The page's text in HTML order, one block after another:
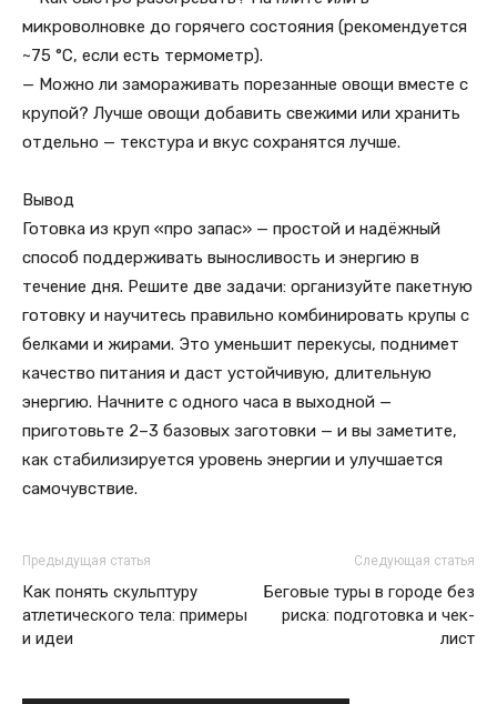
микроволновке до горячего состояния (рекомендуется
~75 °C, если есть термометр).
— Можно ли замораживать порезанные овощи вместе с
крупой? Лучше овощи добавить свежими или хранить
отдельно — текстура и вкус сохранятся лучше.
Вывод
Готовка из круп «про запас» — простой и надёжный
способ поддерживать выносливость и энергию в
течение дня. Решите две задачи: организуйте пакетную
готовку и научитесь правильно комбинировать крупы с
белками и жирами. Это уменьшит перекусы, поднимет
качество питания и даст устойчивую, длительную
энергию. Начните с одного часа в выходной —
приготовьте 2–3 базовых заготовки — и вы заметите,
как стабилизируется уровень энергии и улучшается
самочувствие.
Предыдущая статья
Как понять скульптуру
атлетического тела: примеры
и идеи
Следующая статья
Беговые туры в городе без
риска: подготовка и чек-
лист